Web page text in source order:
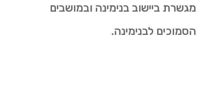
מגשרת ביישוב בנימינה ובמושבים
הסמוכים לבנימינה.